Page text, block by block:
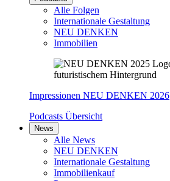
Alle Folgen
Internationale Gestaltung
NEU DENKEN
Immobilien
Impressionen NEU DENKEN 2026
Podcasts Übersicht
News
Alle News
NEU DENKEN
Internationale Gestaltung
Immobilienkauf